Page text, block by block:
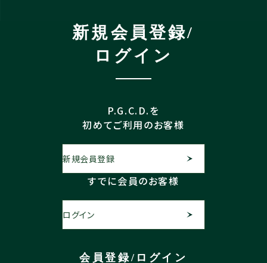
新規会員登録/
ログイン
P.G.C.D.を
初めてご利用のお客様
新規会員登録
すでに会員のお客様
ログイン
会員登録/ログイン